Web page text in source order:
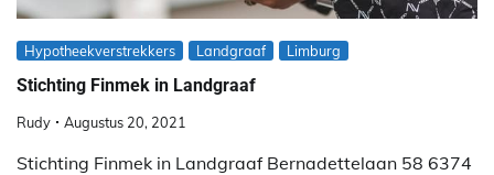
Hypotheekverstrekkers Landgraaf Limburg
Stichting Finmek in Landgraaf
Rudy Augustus 20, 2021
Stichting Finmek in Landgraaf Bernadettelaan 58 6374